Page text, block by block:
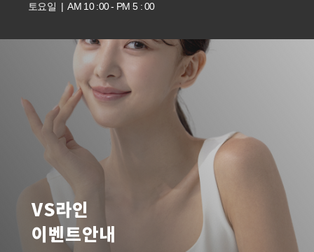
토요일 | AM 10 :00 - PM 5 : 00
VS라인
이벤트안내